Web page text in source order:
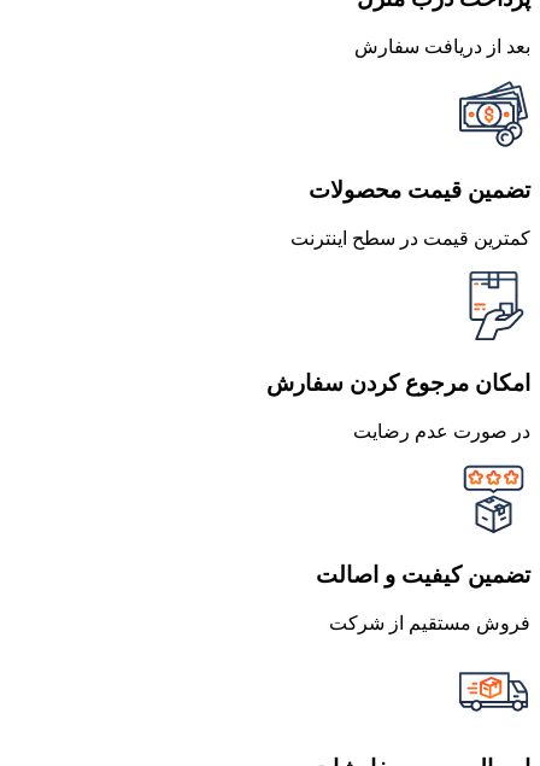
بعد از دریافت سفارش
تضمین قیمت محصولات
کمترین قیمت در سطح اینترنت
امکان مرجوع کردن سفارش
در صورت عدم رضایت
تضمین کیفیت و اصالت
فروش مستقیم از شرکت